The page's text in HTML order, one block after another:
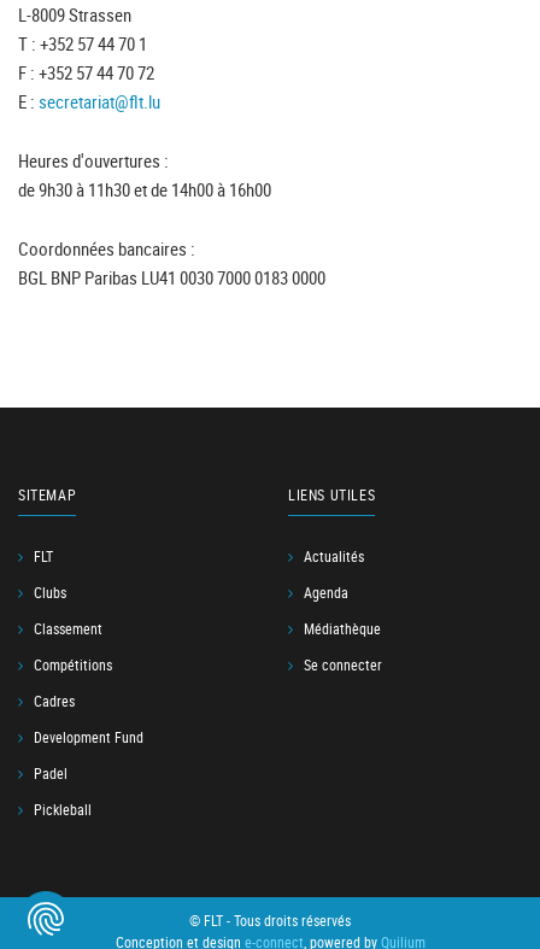
L-8009 Strassen
T : +352 57 44 70 1
F : +352 57 44 70 72
E : secretariat@flt.lu
Heures d'ouvertures :
de 9h30 à 11h30 et de 14h00 à 16h00
Coordonnées bancaires :
BGL BNP Paribas LU41 0030 7000 0183 0000
SITEMAP
FLT
Clubs
Classement
Compétitions
Cadres
Development Fund
Padel
Pickleball
LIENS UTILES
Actualités
Agenda
Médiathèque
Se connecter
© FLT - Tous droits réservés
Conception et design e-connect, powered byQuilium